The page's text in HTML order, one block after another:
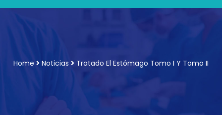
Home Noticias Tratado El Estómago Tomo I Y Tomo II